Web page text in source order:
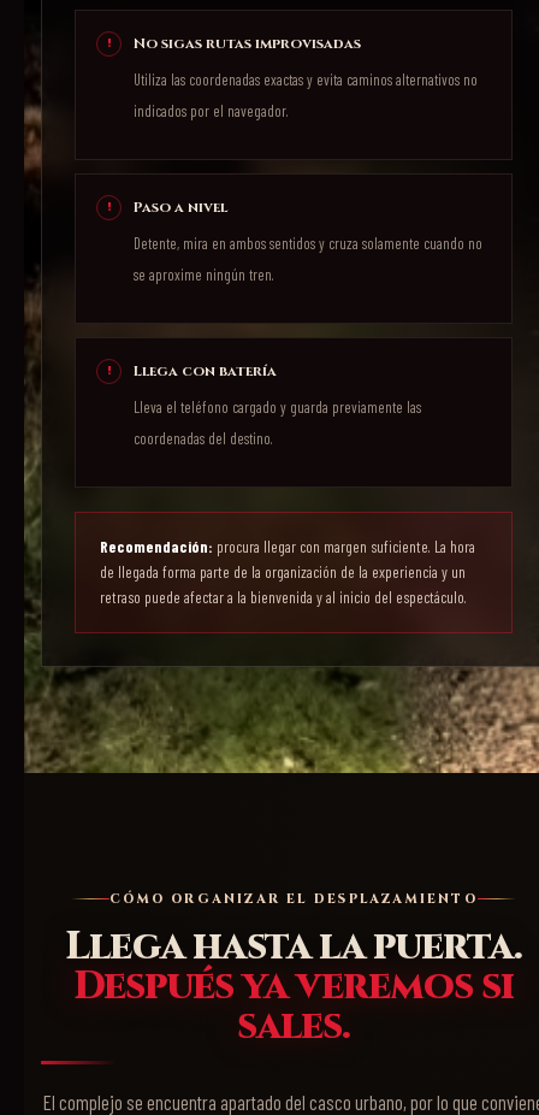
No sigas rutas improvisadas
Utiliza las coordenadas exactas y evita caminos alternativos no
indicados por el navegador.
Paso a nivel
Detente, mira en ambos sentidos y cruza solamente cuando no
se aproxime ningún tren.
Llega con batería
Lleva el teléfono cargado y guarda previamente las
coordenadas del destino.
Recomendación: procura llegar con margen suficiente. La hora
de llegada forma parte de la organización de la experiencia y un
retraso puede afectar a la bienvenida y al inicio del espectáculo.
CÓMO ORGANIZAR EL DESPLAZAMIENTO
Llega hasta la puerta.
Después ya veremos si
sales.
El complejo se encuentra apartado del casco urbano, por lo que